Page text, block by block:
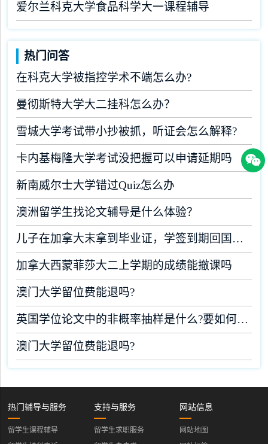
爱尔兰科克大学食品科学大一课程辅导
热门问答
在科克大学被指控学术不端怎么办?
曼彻斯特大学大二挂科怎么办？
雪城大学考试带小抄被抓，听证会怎么解释?
卡内基梅隆大学考试没把握可以申请延期吗
新南威尔士大学错过Quiz怎么办
澳洲留学生找论文辅导是什么体验？
儿子在加拿大末拿到毕业证，学签到期回国了有办法补救吗
加拿大西蒙菲莎大二上学期的成绩能撤课吗
澳门大学留位费能退吗?
英国学位论文中的非概率抽样是什么?要如何完成?
澳门大学留位费能退吗?
热门辅导与服务
留学生课程辅导
支持与服务
留学生求职服务
网站信息
网站地图